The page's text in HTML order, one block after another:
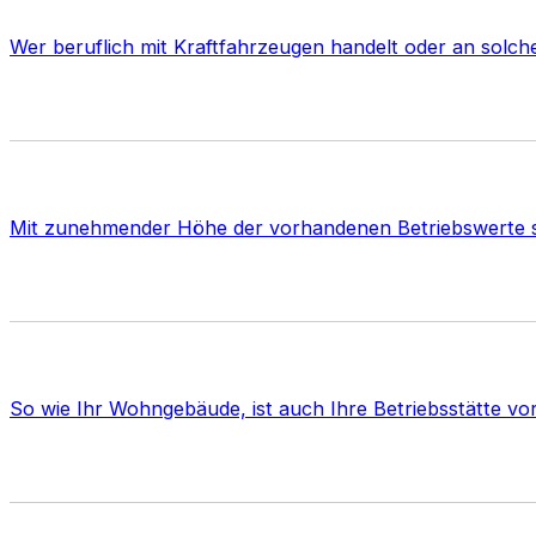
Wer beruflich mit Kraftfahrzeugen handelt oder an
Mit zunehmender Höhe der vorhandenen
So wie Ihr Wohngebäude, ist auch Ihre Betriebsstätte